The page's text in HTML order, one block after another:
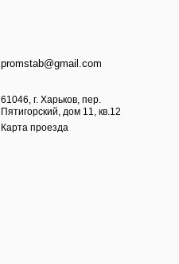
promstab@gmail.com
61046, г. Харьков, пер.
Пятигорский, дом 11, кв.12
Карта проезда